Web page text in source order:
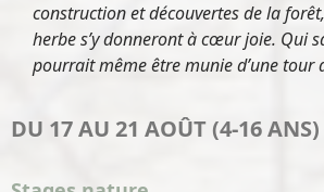
construction et découvertes de la
herbe s’y donneront à cœur joie. Qui
pourrait même être munie d’une tour
DU 17 AU 21 AOÛT (4-16 ANS)